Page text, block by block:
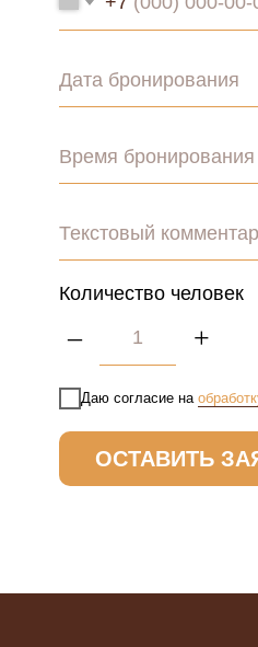
Дата бронирования
Время бронирования
Текстовый
Количество человек
– +
Даю согласие на
ОСТАВИТЬ